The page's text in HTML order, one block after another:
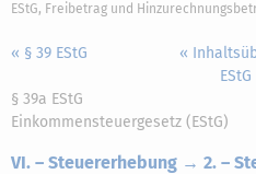
EStG, Freibetrag und
« § 39 EStG
«
EStG
§ 39a EStG
Einkommensteuergesetz (EStG)
VI. – Steuererhebung → 2. –